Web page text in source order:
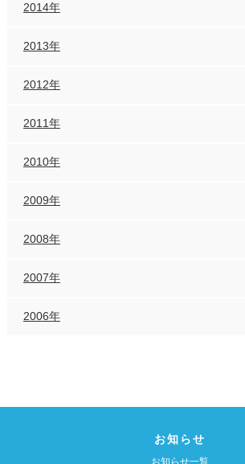
2014年
2013年
2012年
2011年
2010年
2009年
2008年
2007年
2006年
お知らせ
お知らせ一覧